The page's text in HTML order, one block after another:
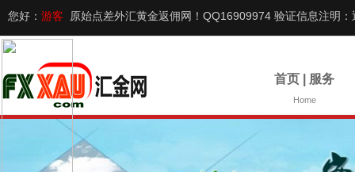
您好： 游客 原始点差外汇黄金返佣网！QQ16909974 验证信息注明：
首页 | 服务
Home